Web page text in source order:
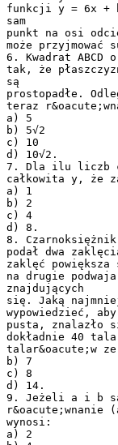
funkcji y = 6x +
sam
punkt na osi
może
6. Kwadrat ABCD
tak, że
są
prostopadłe.
teraz
a) 5
b) 5√2
c) 10
d) 10√2.
7. Dla ilu liczb
całkowita y, że
a) 1
b) 2
c) 4
d) 8.
8. Czarnoksiężnik
podał dwa
zaklęć
na drugie
znajdujących
się. Jaką
wypowiedzieć,
pusta, znalazło
dokładnie 40
talar&oacute;w
b) 7
c) 8
d) 14.
9. Jeżeli a i b są
wynosi:
a) 2